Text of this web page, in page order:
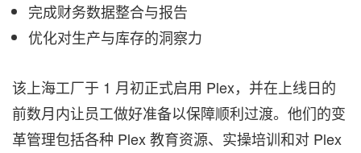
完成财务数据整合与报告
优化对生产与库存的洞察力
该上海工厂于 1 月初正式启用 Plex，并在上线日的
前数月内让员工做好准备以保障顺利过渡。他们的变
革管理包括各种 Plex 教育资源、实操培训和对 Plex